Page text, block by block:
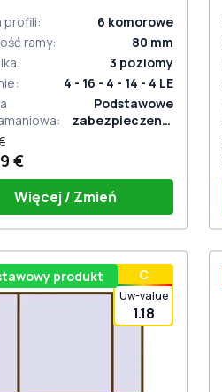
profili: 6 komorowe
ramy: 80 mm
: 3 poziomy
:
4 - 16 - 4 - 14 - 4 LE
:
Podstawowe
zabezpieczenie
€
Więcej / Zmień
okienna HOPPE Secustik
(biała)
wrębowa (gumowa)
С
Uw-value
1.18
produkt